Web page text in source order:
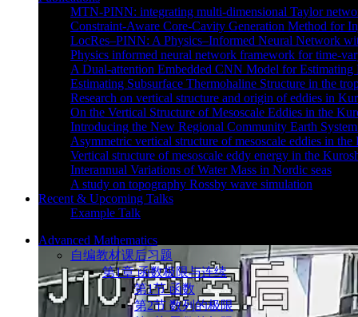
MTN-PINN: integrating multi-dimensional Taylor
Constraint-Aware Core-Cavity Generation Method for
LocRes–PINN: A Physics–Informed Neural Network
Physics informed neural network framework for time-
A Dual-attention Embedded CNN Model for
Estimating Subsurface Thermohaline Structure in the
Research on vertical structure and origin of eddies in
On the Vertical Structure of Mesoscale Eddies in the
Introducing the New Regional Community Earth
Asymmetric vertical structure of mesoscale eddies in
Vertical structure of mesoscale eddy energy in the
Interannual Variations of Water Mass in Nordic seas
A study on topography Rossby wave simulation
Recent & Upcoming Talks
Example Talk
Advanced Mathematics
自编教材课后习题
第1章 函数极限与连续
第1节 函数
第2节 数列的极限